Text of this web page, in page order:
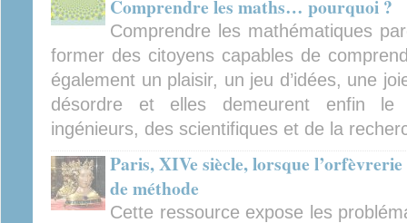
Comprendre les maths… pourquoi ?
Comprendre les mathématiques
former des citoyens capables de
également un plaisir, un jeu d’idées, une
désordre et elles demeurent enfin le
ingénieurs, des scientifiques et de la
Paris, XIVe siècle, lorsque
de méthode
Cette ressource expose les